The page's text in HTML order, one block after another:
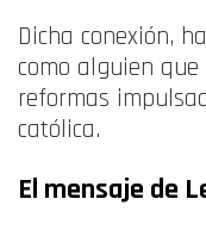
Dicha conexión,
como alguien
reformas
católica.
El mensaje de